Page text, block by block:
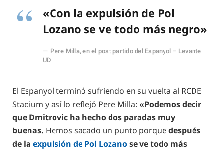
«Con la expulsión de Pol
Lozano se ve todo más negro»
Pere Milla, en el post partido del Espanyol – Levante
UD
El Espanyol terminó sufriendo en su vuelta al RCDE
Stadium y así lo reflejó Pere Milla: «Podemos decir
que Dmitrovic ha hecho dos paradas muy
buenas. Hemos sacado un punto porquedespués
de la expulsión de Pol Lozanose ve todo más